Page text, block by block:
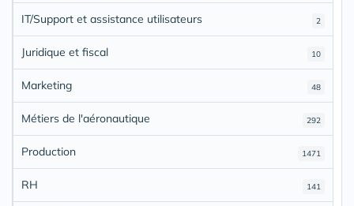
2
IT/Support et assistance utilisateurs
10
Juridique et fiscal
48
Marketing
292
Métiers de l'aéronautique
1471
Production
141
RH